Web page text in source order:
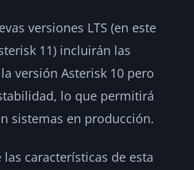
versiones LTS (en este
11) incluirán las
versión Asterisk 10 pero
lo que permitirá
sistemas en producción.
características de esta